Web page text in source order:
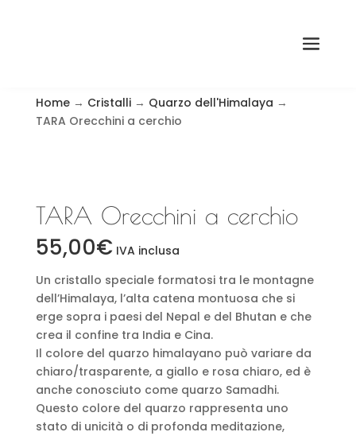
Home→ Cristalli→ Quarzo dell'Himalaya →
TARA Orecchini a cerchio
TARA Orecchini a cerchio
55,00€ IVA inclusa
Un cristallo speciale formatosi tra le montagne
dell’Himalaya, l’alta catena montuosa che si
erge sopra i paesi del Nepal e del Bhutan e che
crea il confine tra India e Cina.
Il colore del quarzo himalayano può variare da
chiaro/trasparente, a giallo e rosa chiaro, ed è
anche conosciuto come quarzo Samadhi.
Questo colore del quarzo rappresenta uno
stato di unicità o di profonda meditazione,